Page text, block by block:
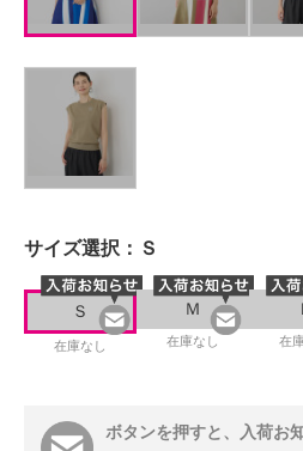
サイズ選択： Ｓ
Ｓ
在庫なし
Ｍ
在庫なし 在
ボタンを押すと、入荷お